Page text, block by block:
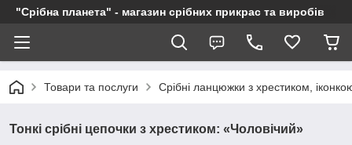
"Срібна планета" - магазин срібних прикрас та виробів
Товари та послуги Срібні ланцюжки з хрестиком,
Тонкі срібні цепочки з хрестиком: «Чоловічий»